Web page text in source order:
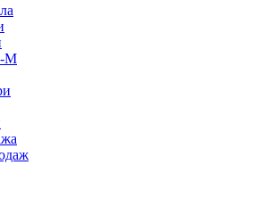
М